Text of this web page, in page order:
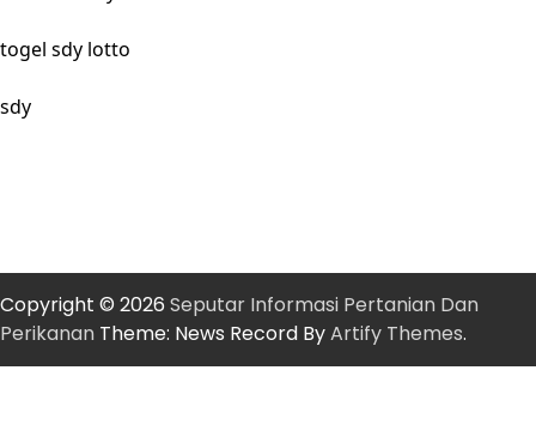
togel sdy lotto
sdy
Copyright © 2026 Seputar Informasi Pertanian Dan
Perikanan Theme: News Record ByArtify Themes.